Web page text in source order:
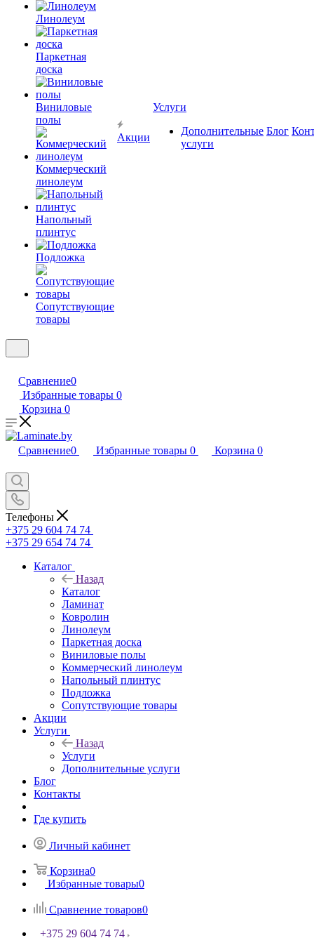
Линолеум
Паркетная
доска
Виниловые
полы
Коммерческий
линолеум
Напольный
плинтус
Подложка
Сопутствующие
товары
Акции
Услуги
Дополнительные
услуги
Блог
Сравнение0
Избранные товары 0
Корзина 0
Сравнение0 Избранные товары 0 Корзина 0
Телефоны
+375 29 604 74 74
+375 29 654 74 74
Каталог
Назад
Каталог
Ламинат
Ковролин
Линолеум
Паркетная доска
Виниловые полы
Коммерческий линолеум
Напольный плинтус
Подложка
Сопутствующие товары
Акции
Услуги
Назад
Услуги
Дополнительные услуги
Блог
Контакты
Где купить
Личный кабинет
Корзина0
Избранные товары0
Сравнение товаров0
+375 29 604 74 74